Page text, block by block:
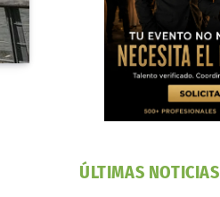
ÚLTIMAS NOTICIAS